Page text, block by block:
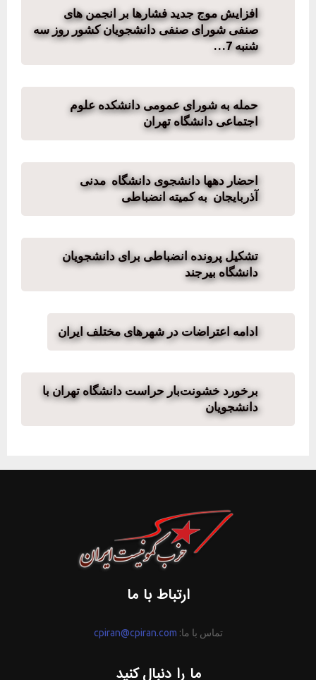
افزایش موج جدید فشارها بر انجمن های
صنفی شورای صنفی دانشجویان کشور روز سه
شنبه 7…
حمله به شورای عمومی دانشکده علوم
اجتماعی دانشگاه تهران
احضار دهها دانشجوی دانشگاه مدنی
آذربایجان به کمیته انضباطی
تشکیل پرونده انضباطی برای دانشجویان
دانشگاه بیرجند
ادامه اعتراضات در شهرهای مختلف ایران
برخورد خشونت‌بار حراست دانشگاه تهران با
دانشجویان
ارتباط با ما
تماس با ما: cpiran@cpiran.com
ما را دنبال کنید